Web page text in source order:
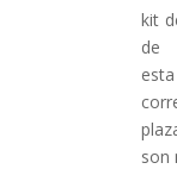
kit
de
son